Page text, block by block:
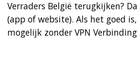
Verraders België terugkijken?
(app of website). Als het goed
mogelijk zonder VPN